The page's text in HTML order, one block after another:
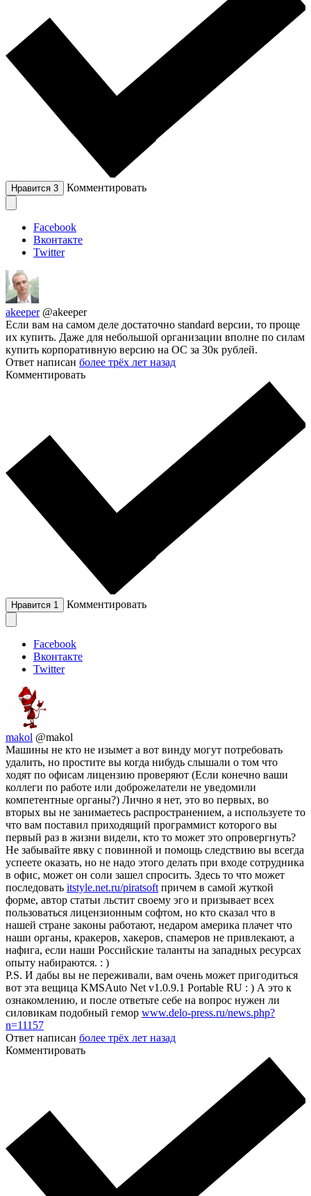
Нравится 3 Комментировать
Facebook
Вконтакте
Twitter
akeeper @akeeper
Если вам на самом деле достаточно standard версии, то проще
их купить. Даже для небольшой организации вполне по силам
купить корпоративную версию на ОС за 30к рублей.
Ответ написан более трёх лет назад
Комментировать
Нравится 1 Комментировать
Facebook
Вконтакте
Twitter
makol @makol
Машины не кто не изымет а вот винду могут потребовать
удалить, но простите вы когда нибудь слышали о том что
ходят по офисам лицензию проверяют (Если конечно ваши
коллеги по работе или доброжелатели не уведомили
компетентные органы?) Лично я нет, это во первых, во
вторых вы не занимаетесь распространением, а используете то
что вам поставил приходящий программист которого вы
первый раз в жизни видели, кто то может это опровергнуть?
Не забывайте явку с повинной и помощь следствию вы всегда
успеете оказать, но не надо этого делать при входе сотрудника
в офис, может он соли зашел спросить. Здесь то что может
последовать itstyle.net.ru/piratsoft причем в самой жуткой
форме, автор статьи льстит своему эго и призывает всех
пользоваться лицензионным софтом, но кто сказал что в
нашей стране законы работают, недаром америка плачет что
наши органы, кракеров, хакеров, спамеров не привлекают, а
нафига, если наши Российские таланты на западных ресурсах
опыту набираются. : )
P.S. И дабы вы не переживали, вам очень может пригодиться
вот эта вещица KMSAuto Net v1.0.9.1 Portable RU : ) А это к
ознакомлению, и после ответьте себе на вопрос нужен ли
силовикам подобный гемор www.delo-press.ru/news.php?
n=11157
Ответ написан более трёх лет назад
Комментировать